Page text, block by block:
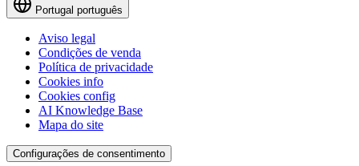
Portugal português
Aviso legal
Condições de venda
Política de privacidade
Cookies info
Cookies config
AI Knowledge Base
Mapa do site
Configurações de consentimento